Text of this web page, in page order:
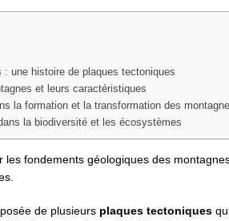
: une histoire de plaques tectoniques
et leurs caractéristiques
la formation et la transformation des
la biodiversité et les écosystèmes
les fondements géologiques des
de plusieurs plaques tectoniques